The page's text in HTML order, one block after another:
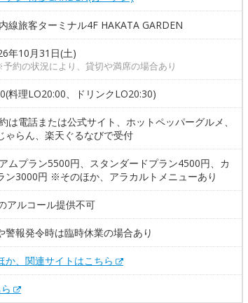
線旅客ターミナル4F HAKATA GARDEN
年10月31日(土)
約の状況により、貸切や満席の場合あり
料理LO20:00、ドリンクLO20:30)
は電話または公式サイト、ホットペッパーグルメ、
ゃらん、楽天ぐるなびで受付
ムプラン5500円、スタンダードプラン4500円、カ
ン3000円 ※そのほか、アラカルトメニューあり
アルコール提供不可
警報発令時は臨時休業の場合あり
か、関連サイトはこちら